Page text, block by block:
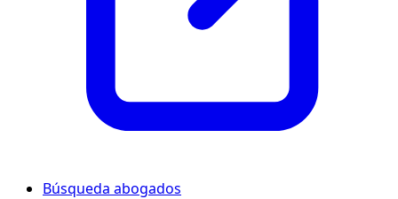
Búsqueda abogados